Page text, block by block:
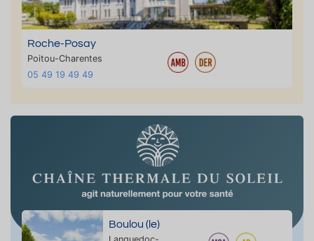
Roche-Posay
Poitou-Charentes
05 49 19 49 49
Boulou (le)